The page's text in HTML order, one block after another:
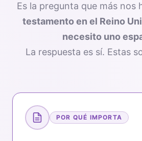
Es la pregunta que más nos
testamento en el Reino
necesito uno
La respuesta es sí. Estas
POR QUÉ IMPORTA